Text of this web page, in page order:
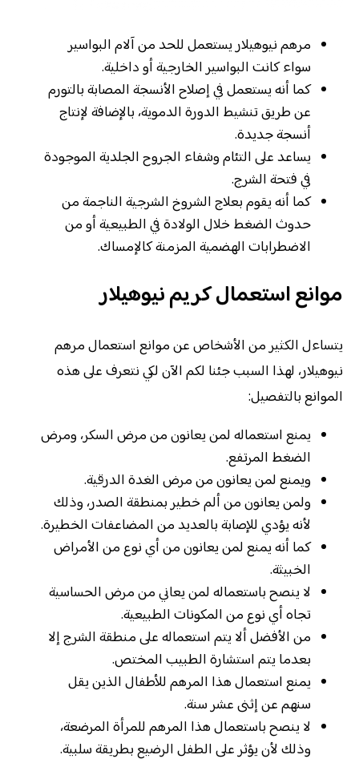
مرهم نيوهيلار يستعمل للحد من آلام البواسير
سواء كانت البواسير الخارجية أو داخلية.
كما أنه يستعمل في إصلاح الأنسجة المصابة بالتورم
عن طريق تنشيط الدورة الدموية، بالإضافة لإنتاج
أنسجة جديدة.
يساعد على التئام وشفاء الجروح الجلدية الموجودة
في فتحة الشرج.
كما أنه يقوم بعلاج الشروخ الشرجية الناجمة من
حدوث الضغط خلال الولادة في الطبيعية أو من
الاضطرابات الهضمية المزمنة كالإمساك.
موانع استعمال كريم نيوهيلار
يتساءل الكثير من الأشخاص عن موانع استعمال مرهم
نيوهيلار، لهذا السبب جئنا لكم الآن لكي نتعرف على هذه
الموانع بالتفصيل:
يمنع استعماله لمن يعانون من مرض السكر، ومرض
الضغط المرتفع.
ويمنع لمن يعانون من مرض الغدة الدرقية.
ولمن يعانون من ألم خطير بمنطقة الصدر، وذلك
لأنه يؤدي للإصابة بالعديد من المضاعفات الخطيرة.
كما أنه يمنع لمن يعانون من أي نوع من الأمراض
الخبيثة.
لا ينصح باستعماله لمن يعاني من مرض الحساسية
تجاه أي نوع من المكونات الطبيعية.
من الأفضل ألا يتم استعماله على منطقة الشرج إلا
بعدما يتم استشارة الطبيب المختص.
يمنع استعمال هذا المرهم للأطفال الذين يقل
سنهم عن إثنى عشر سنة.
لا ينصح باستعمال هذا المرهم للمرأة المرضعة،
وذلك لأن يؤثر على الطفل الرضيع بطريقة سلبية.